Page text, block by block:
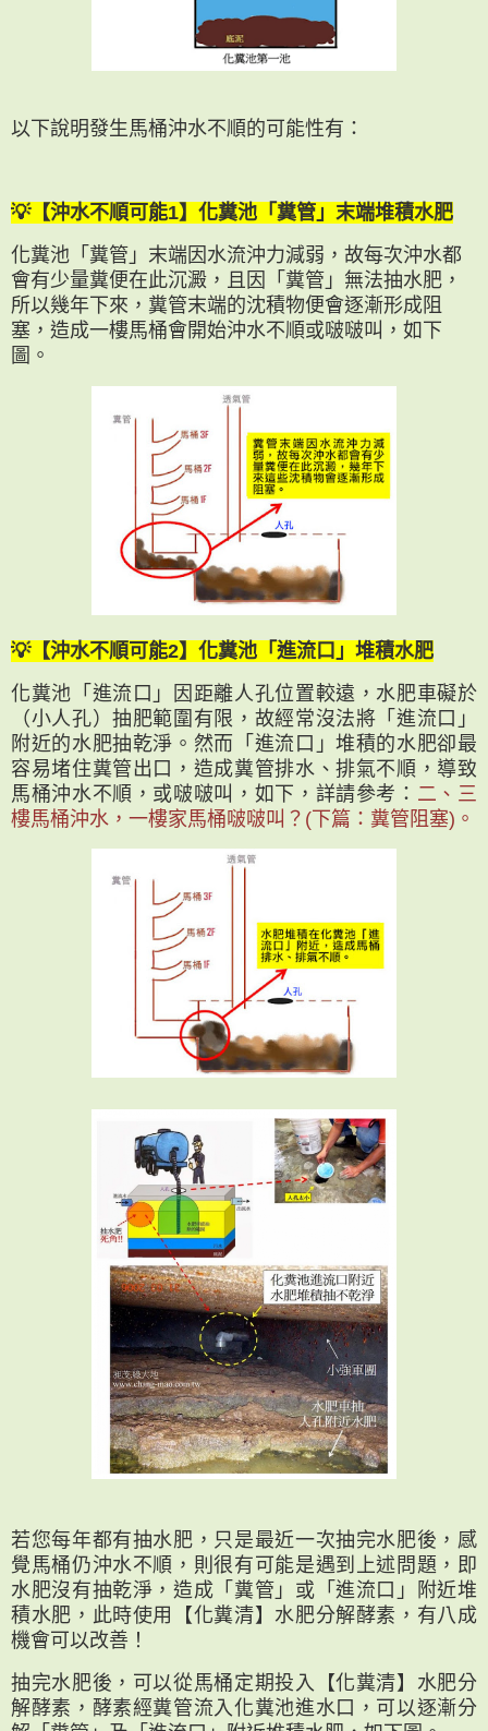
以下說明發生馬桶沖水不順的可能性有：
💡【沖水不順可能1】化糞池「糞管」末端堆積水肥
化糞池「糞管」末端因水流沖力減弱，故每次沖水都
會有少量糞便在此沉澱，且因「糞管」無法抽水肥，
所以幾年下來，糞管末端的沈積物便會逐漸形成阻
塞，造成一樓馬桶會開始沖水不順或啵啵叫，如下
圖。
💡【沖水不順可能2】化糞池「進流口」堆積水肥
化糞池「進流口」因距離人孔位置較遠，水肥車礙於
（小人孔）抽肥範圍有限，故經常沒法將「進流口」
附近的水肥抽乾淨。然而「進流口」堆積的水肥卻最
容易堵住糞管出口，造成糞管排水、排氣不順，導致
馬桶沖水不順，或啵啵叫，如下，詳請參考： 二、三
樓馬桶沖水，一樓家馬桶啵啵叫？(下篇：糞管阻塞)。
若您每年都有抽水肥，只是最近一次抽完水肥後，感
覺馬桶仍沖水不順，則很有可能是遇到上述問題，即
水肥沒有抽乾淨，造成「糞管」或「進流口」附近堆
積水肥，此時使用【化糞清】水肥分解酵素，有八成
機會可以改善！
抽完水肥後，可以從馬桶定期投入【化糞清】水肥分
解酵素，酵素經糞管流入化糞池進水口，可以逐漸分